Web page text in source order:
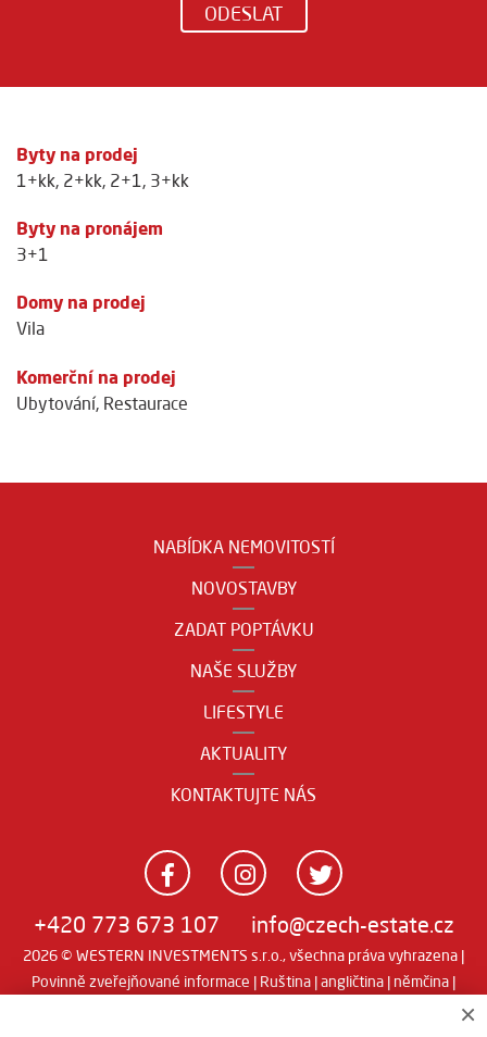
ODESLAT
Byty na prodej
1+kk, 2+kk, 2+1, 3+kk
Byty na pronájem
3+1
Domy na prodej
Vila
Komerční na prodej
Ubytování, Restaurace
NABÍDKA NEMOVITOSTÍ
NOVOSTAVBY
ZADAT POPTÁVKU
NAŠE SLUŽBY
LIFESTYLE
AKTUALITY
KONTAKTUJTE NÁS
+420 773 673 107 info@czech-estate.cz
2026 © WESTERN INVESTMENTS s.r.o., všechna práva vyhrazena |
Povinně zveřejňované informace | Ruština |angličtina | němčina |
×